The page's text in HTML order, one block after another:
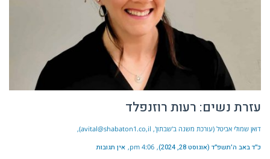
עזרת נשים: רעות רוזנפלד
דואן שמולי אביטל (עורכת משנה ב'שבתון', avital@shabaton1.co,il)
כ״ד באב ה׳תשפ״ד (אוגוסט 28, 2024) 4:06 pm אין תגובות